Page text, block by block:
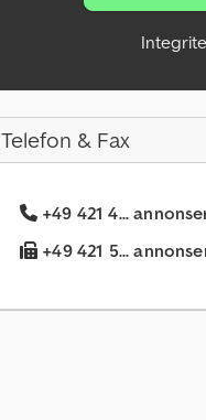
Telefon & Fax
+49 421 4...
+49 421 5...